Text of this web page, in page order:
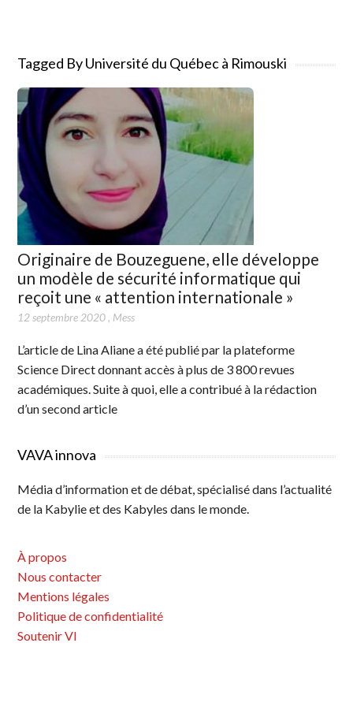
Tagged By Université du Québec à Rimouski
Originaire de Bouzeguene, elle développe
un modèle de sécurité informatique qui
reçoit une « attention internationale »
12 septembre 2020, Mess
L’article de Lina Aliane a été publié par la plateforme
Science Direct donnant accès à plus de 3 800 revues
académiques. Suite à quoi, elle a contribué à la rédaction
d’un second article
VAVA innova
Média d’information et de débat, spécialisé dans l’actualité
de la Kabylie et des Kabyles dans le monde.
À propos
Nous contacter
Mentions légales
Politique de confidentialité
Soutenir VI